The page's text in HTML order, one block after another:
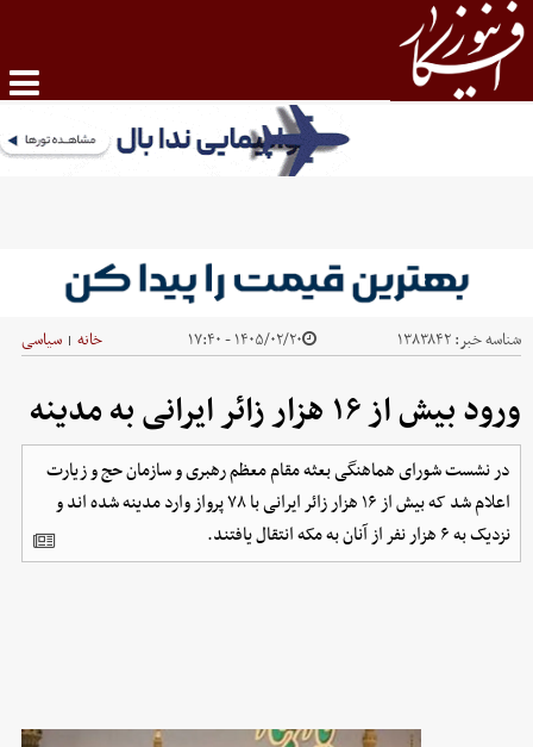
شناسه خبر:۱۳۸۳۸۴۲ ۱۴۰۵/۰۲/۲۰ - ۱۷:۴۰ خانه | سیاسی
ورود بیش از ۱۶ هزار زائر ایرانی به مدینه
در نشست شورای هماهنگی بعثه مقام معظم رهبری و سازمان حج و زیارت
اعلام شد که بیش از ۱۶ هزار زائر ایرانی با ۷۸ پرواز وارد مدینه شده اند و
نزدیک به ۶ هزار نفر از آنان به مکه انتقال یافتند.